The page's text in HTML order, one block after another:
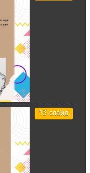
13 слайд